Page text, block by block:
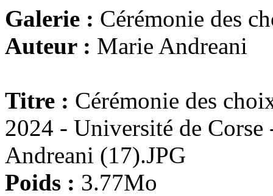
Galerie : Cérémonie des
Auteur : Marie Andreani
Titre : Cérémonie des
2024 - Université de
Andreani (17).JPG
Poids : 3.77Mo